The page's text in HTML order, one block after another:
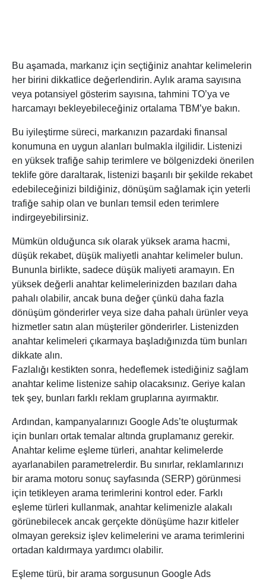
Bu aşamada, markanız için seçtiğiniz anahtar kelimelerin
her birini dikkatlice değerlendirin. Aylık arama sayısına
veya potansiyel gösterim sayısına, tahmini TO’ya ve
harcamayı bekleyebileceğiniz ortalama TBM’ye bakın.
Bu iyileştirme süreci, markanızın pazardaki finansal
konumuna en uygun alanları bulmakla ilgilidir. Listenizi
en yüksek trafiğe sahip terimlere ve bölgenizdeki önerilen
teklife göre daraltarak, listenizi başarılı bir şekilde rekabet
edebileceğinizi bildiğiniz, dönüşüm sağlamak için yeterli
trafiğe sahip olan ve bunları temsil eden terimlere
indirgeyebilirsiniz.
Mümkün olduğunca sık olarak yüksek arama hacmi,
düşük rekabet, düşük maliyetli anahtar kelimeler bulun.
Bununla birlikte, sadece düşük maliyeti aramayın. En
yüksek değerli anahtar kelimelerinizden bazıları daha
pahalı olabilir, ancak buna değer çünkü daha fazla
dönüşüm gönderirler veya size daha pahalı ürünler veya
hizmetler satın alan müşteriler gönderirler. Listenizden
anahtar kelimeleri çıkarmaya başladığınızda tüm bunları
dikkate alın.
Fazlalığı kestikten sonra, hedeflemek istediğiniz sağlam
anahtar kelime listenize sahip olacaksınız. Geriye kalan
tek şey, bunları farklı reklam gruplarına ayırmaktır.
Ardından, kampanyalarınızı Google Ads’te oluşturmak
için bunları ortak temalar altında gruplamanız gerekir.
Anahtar kelime eşleme türleri, anahtar kelimelerde
ayarlanabilen parametrelerdir. Bu sınırlar, reklamlarınızı
bir arama motoru sonuç sayfasında (SERP) görünmesi
için tetikleyen arama terimlerini kontrol eder. Farklı
eşleme türleri kullanmak, anahtar kelimenizle alakalı
görünebilecek ancak gerçekte dönüşüme hazır kitleler
olmayan gereksiz işlev kelimelerini ve arama terimlerini
ortadan kaldırmaya yardımcı olabilir.
Eşleme türü, bir arama sorgusunun Google Ads